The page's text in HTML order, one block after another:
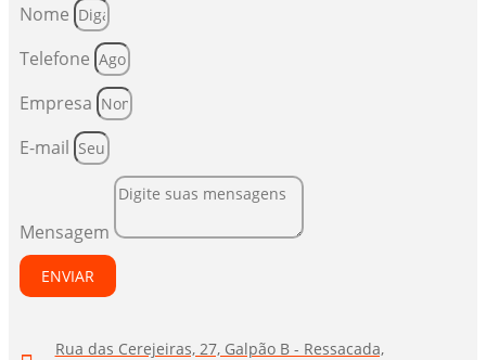
Nome
Telefone
Empresa
E-mail
Mensagem
ENVIAR
Rua das Cerejeiras, 27, Galpão B - Ressacada,